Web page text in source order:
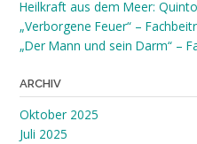
Heilkraft aus dem Meer:
„Verborgene Feuer“ –
„Der Mann und sein Darm“ –
ARCHIV
Oktober 2025
Juli 2025